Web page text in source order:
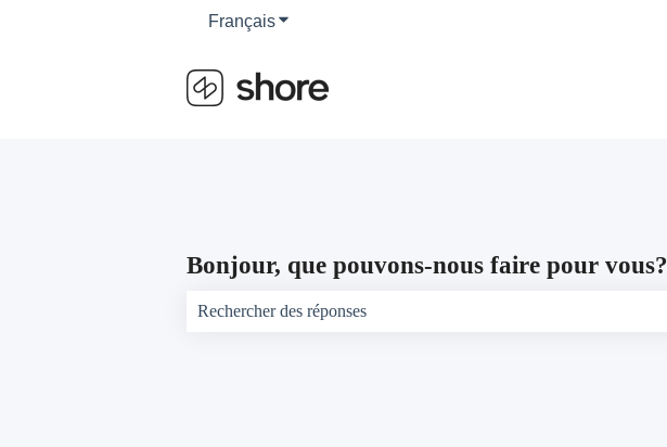
FrançaisAfficher le sous-menu pour les traductions
Bonjour, que pouvons-nous faire pour vous?